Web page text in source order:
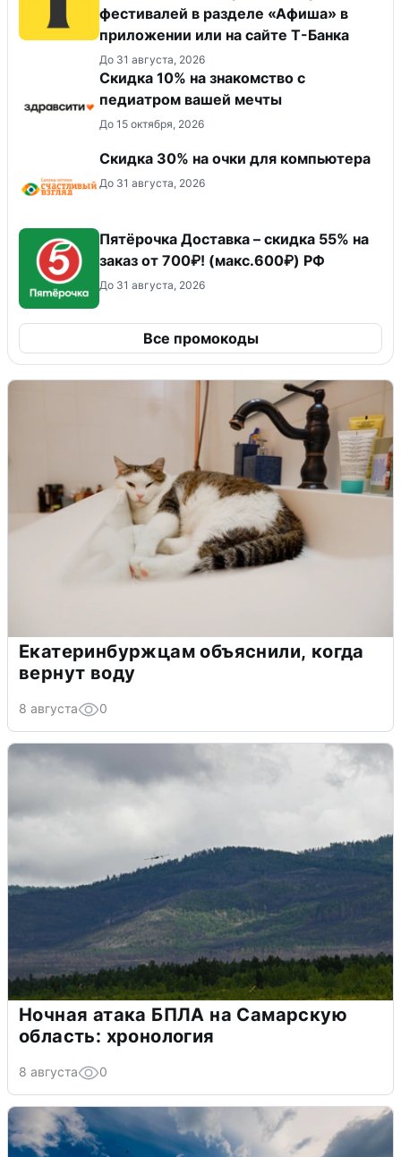
фестивалей в разделе «Афиша» в
приложении или на сайте Т-Банка
До 31 августа, 2026
Скидка 10% на знакомство с
педиатром вашей мечты
До 15 октября, 2026
Скидка 30% на очки для компьютера
До 31 августа, 2026
Пятёрочка Доставка – скидка 55% на
заказ от 700₽! (макс.600₽) РФ
До 31 августа, 2026
Все промокоды
Екатеринбуржцам объяснили, когда
вернут воду
8 августа 0
Ночная атака БПЛА на Самарскую
область: хронология
8 августа 0